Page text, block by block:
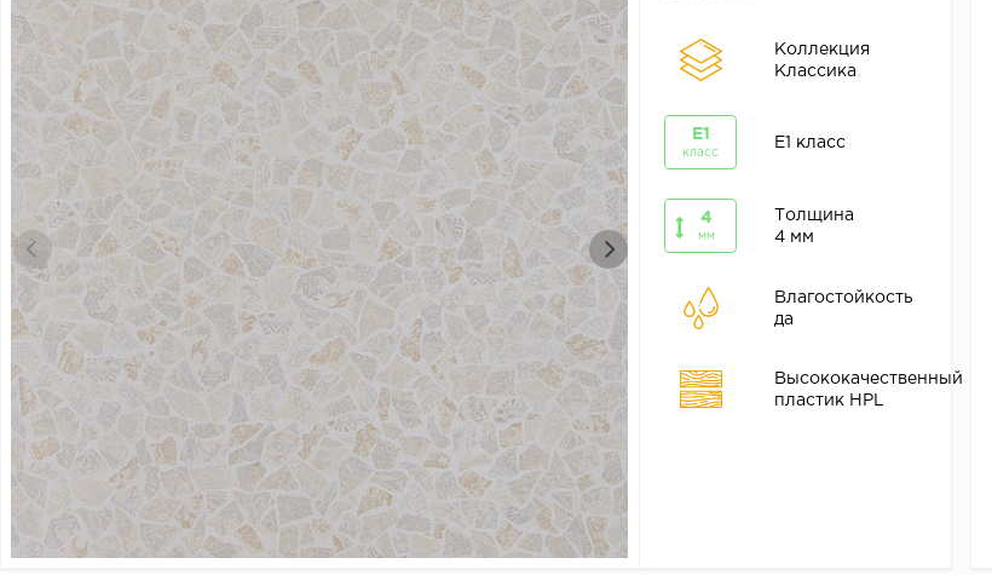
Коллекция
Классика
E1
класс
E1 класс
4
мм
Толщина
4 мм
Влагостойкость
да
Высококачественный
пластик HPL